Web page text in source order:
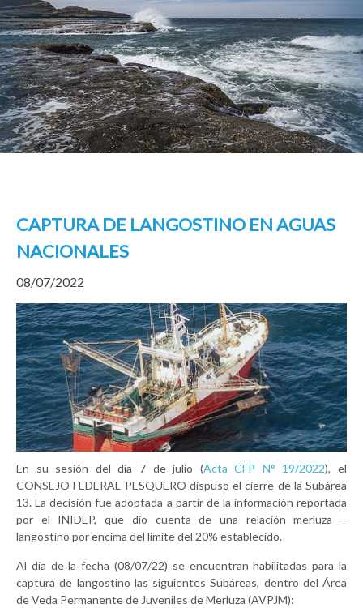
CAPTURA DE LANGOSTINO EN AGUAS
NACIONALES
08/07/2022
En su sesión del día 7 de julio (Acta CFP N° 19/2022), el
CONSEJO FEDERAL PESQUERO dispuso el cierre de la Subárea
13. La decisión fue adoptada a partir de la información reportada
por el INIDEP, que dio cuenta de una relación merluza –
langostino por encima del límite del 20% establecido.
Al día de la fecha (08/07/22) se encuentran habilitadas para la
captura de langostino las siguientes Subáreas, dentro del Área
de Veda Permanente de Juveniles de Merluza (AVPJM):